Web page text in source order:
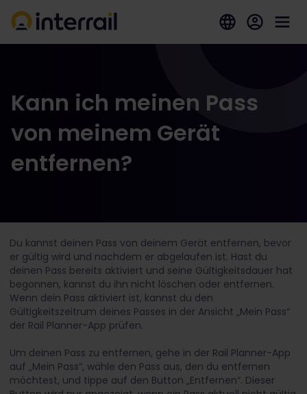
Kann ich meinen Pass
von meinem Gerät
entfernen?
Du kannst deinen Pass von deinem Gerät entfernen, bevor
er gültig wird und nachdem er abgelaufen ist. Hast du
deinen Pass bereits aktiviert und seine Gültigkeitsdauer hat
begonnen, kannst du ihn nicht löschen oder entfernen.
Wenn dein Pass aktiviert ist, kannst du den
Gültigkeitszeitrum deines Passes in der Ansicht „Mein Pass“
der Rail Planner-App prüfen.
Um deinen Pass zu entfernen, gehe in der Rail Planner-App
auf „Mein Pass“, wähle den Pass aus, den du entfernen
möchtest, und tippe auf den Button „Entfernen“. Dieser